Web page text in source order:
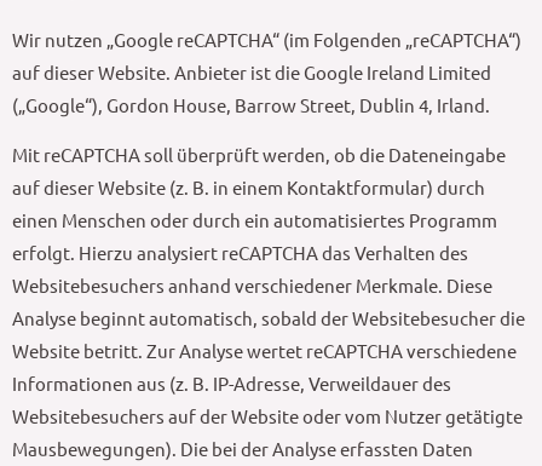
Wir nutzen „Google reCAPTCHA“ (im Folgenden „reCAPTCHA“)
auf dieser Website. Anbieter ist die Google Ireland Limited
(„Google“), Gordon House, Barrow Street, Dublin 4, Irland.
Mit reCAPTCHA soll überprüft werden, ob die Dateneingabe
auf dieser Website (z. B. in einem Kontaktformular) durch
einen Menschen oder durch ein automatisiertes Programm
erfolgt. Hierzu analysiert reCAPTCHA das Verhalten des
Websitebesuchers anhand verschiedener Merkmale. Diese
Analyse beginnt automatisch, sobald der Websitebesucher die
Website betritt. Zur Analyse wertet reCAPTCHA verschiedene
Informationen aus (z. B. IP-Adresse, Verweildauer des
Websitebesuchers auf der Website oder vom Nutzer getätigte
Mausbewegungen). Die bei der Analyse erfassten Daten